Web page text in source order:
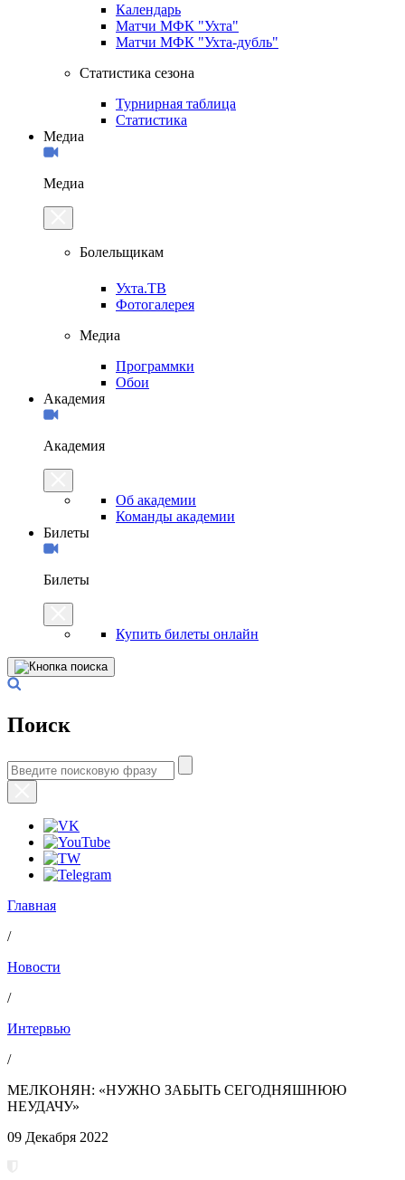
Календарь
Матчи МФК "Ухта"
Матчи МФК "Ухта-дубль"
Статистика сезона
Турнирная таблица
Статистика
Медиа
Медиа
Болельщикам
Ухта.ТВ
Фотогалерея
Медиа
Программки
Обои
Академия
Академия
Об академии
Команды академии
Билеты
Билеты
Купить билеты онлайн
Поиск
Главная
/
Новости
/
Интервью
/
МЕЛКОНЯН: «НУЖНО ЗАБЫТЬ СЕГОДНЯШНЮЮ
НЕУДАЧУ»
09 Декабря 2022